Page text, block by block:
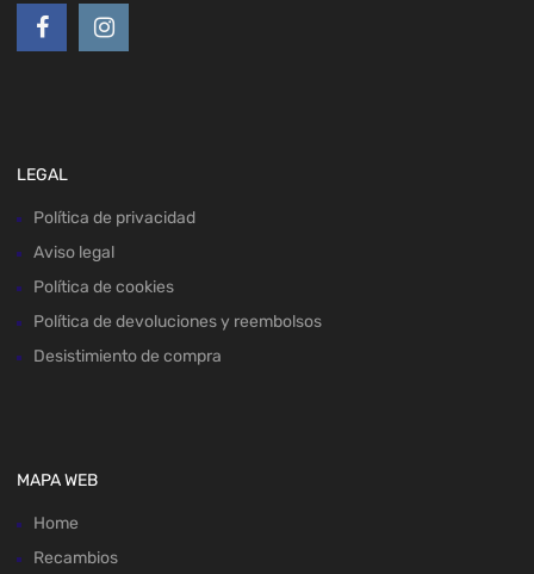
LEGAL
Política de privacidad
Aviso legal
Política de cookies
Política de devoluciones y reembolsos
Desistimiento de compra
MAPA WEB
Home
Recambios